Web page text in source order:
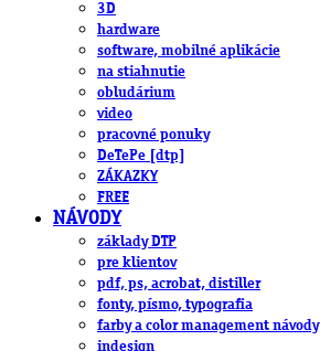
3D
hardware
software, mobilné aplikácie
na stiahnutie
obludárium
video
pracovné ponuky
DeTePe [dtp]
ZÁKAZKY
FREE
NÁVODY
základy DTP
pre klientov
pdf, ps, acrobat, distiller
fonty, písmo, typografia
farby a color management návody
indesign